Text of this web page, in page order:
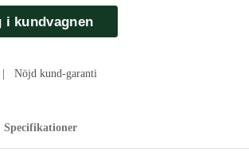
i kundvagnen
| Nöjd kund-garanti
Specifikationer